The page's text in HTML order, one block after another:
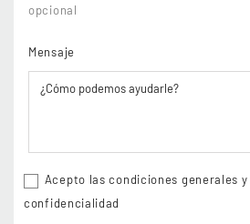
opcional
Mensaje
Acepto las condiciones generales
confidencialidad